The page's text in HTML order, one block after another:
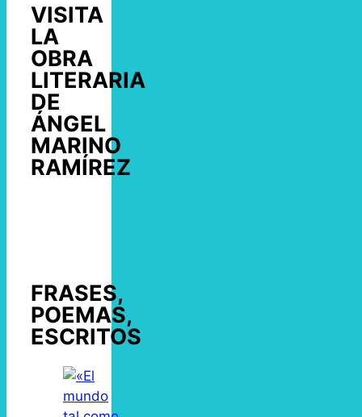
VISITA
LA
OBRA
LITERARIA
DE
ÁNGEL
MARINO
RAMÍREZ
FRASES,
POEMAS,
ESCRITOS